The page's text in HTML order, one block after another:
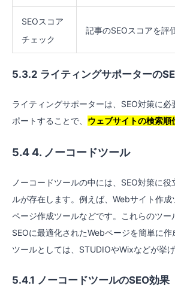
SEOスコア
チェック
記事のSEOスコアを評
5.3.2 ライティングサポーターの
ライティングサポーターは、SEO対策に
ポートすることで、 ウェブサイトの検索順
5.4 4. ノーコードツール
ノーコードツールの中には、SEO対策に
ルが存在します。例えば、Webサイト作
ページ作成ツールなどです。これらのツー
SEOに最適化されたWebページを簡単に
ツールとしては、STUDIOやWixなどが挙げ
5.4.1 ノーコードツールのSEO効果